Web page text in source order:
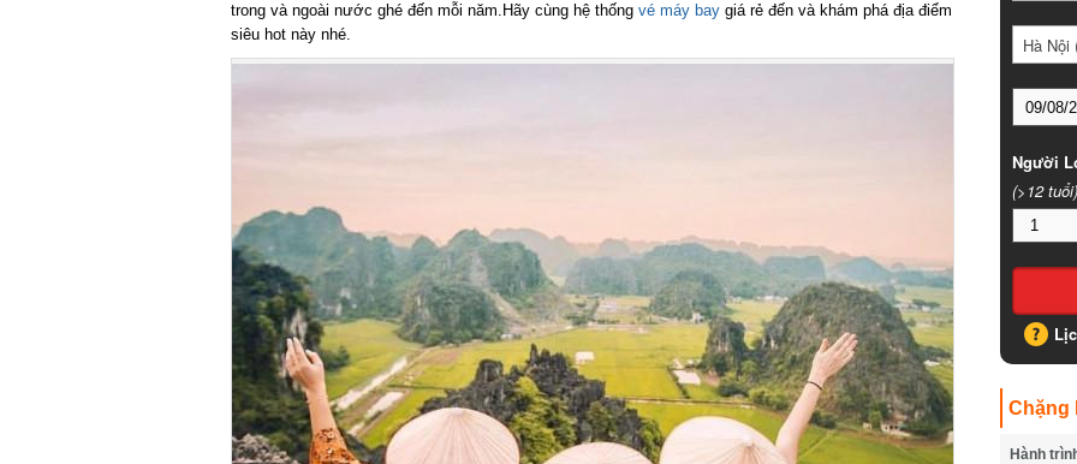
trong và ngoài nước ghé đến mỗi năm.Hãy cùng hệ thốngvé máy baygiá rẻ đến và khám phá địa điểm
siêu hot này nhé.
Hà Nội
Người
(>12 tuổi)
Chặng
Hành trình*